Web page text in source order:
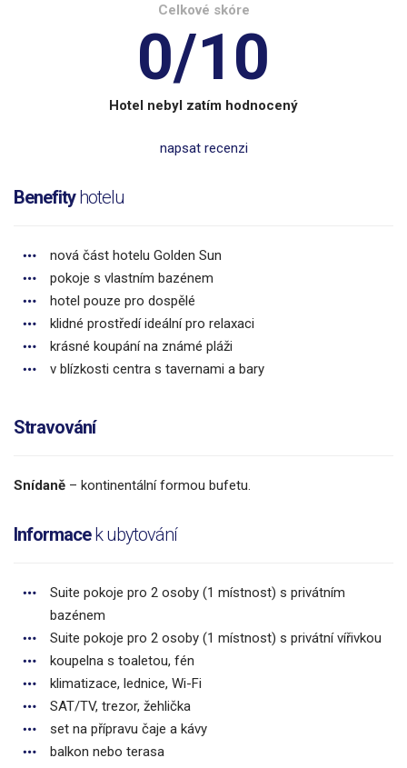
Celkové skóre
0/10
Hotel nebyl zatím hodnocený
napsat recenzi
Benefityhotelu
nová část hotelu Golden Sun
pokoje s vlastním bazénem
hotel pouze pro dospělé
klidné prostředí ideální pro relaxaci
krásné koupání na známé pláži
v blízkosti centra s tavernami a bary
Stravování
Snídaně – kontinentální formou bufetu.
Informacek ubytování
Suite pokoje pro 2 osoby (1 místnost) s privátním
bazénem
Suite pokoje pro 2 osoby (1 místnost) s privátní vířivkou
koupelna s toaletou, fén
klimatizace, lednice, Wi-Fi
SAT/TV, trezor, žehlička
set na přípravu čaje a kávy
balkon nebo terasa